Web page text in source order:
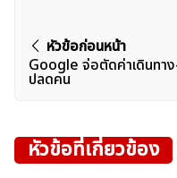
แนะแนว
เรื่อง
หัวข้อก่อนหน้า
Google จ่อตัดค่าเดินทา
ปลดคน
หัวข้อที่เกี่ยวข้อง